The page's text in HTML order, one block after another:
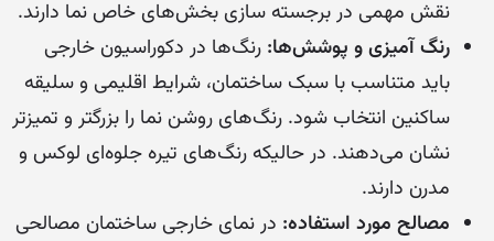
نقش مهمی در برجسته سازی بخش‌های خاص نما دارند.
رنگ آمیزی و پوشش‌ها: رنگ‌ها در دکوراسیون خارجی
باید متناسب با سبک ساختمان، شرایط اقلیمی و سلیقه
ساکنین انتخاب شود. رنگ‌های روشن نما را بزرگتر و تمیزتر
نشان می‌دهند. در حالیکه رنگ‌های تیره جلوه‌ای لوکس و
مدرن دارند.
مصالح مورد استفاده: در نمای خارجی ساختمان مصالحی